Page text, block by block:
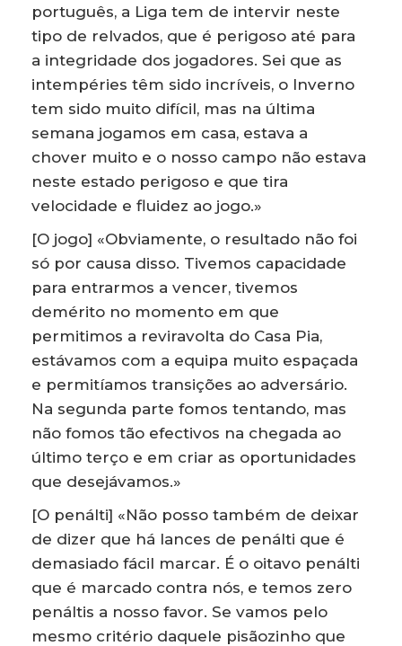
português, a Liga tem de intervir neste
tipo de relvados, que é perigoso até para
a integridade dos jogadores. Sei que as
intempéries têm sido incríveis, o Inverno
tem sido muito difícil, mas na última
semana jogamos em casa, estava a
chover muito e o nosso campo não estava
neste estado perigoso e que tira
velocidade e fluidez ao jogo.»
[O jogo] «Obviamente, o resultado não foi
só por causa disso. Tivemos capacidade
para entrarmos a vencer, tivemos
demérito no momento em que
permitimos a reviravolta do Casa Pia,
estávamos com a equipa muito espaçada
e permitíamos transições ao adversário.
Na segunda parte fomos tentando, mas
não fomos tão efectivos na chegada ao
último terço e em criar as oportunidades
que desejávamos.»
[O penálti] «Não posso também de deixar
de dizer que há lances de penálti que é
demasiado fácil marcar. É o oitavo penálti
que é marcado contra nós, e temos zero
penáltis a nosso favor. Se vamos pelo
mesmo critério daquele pisãozinho que